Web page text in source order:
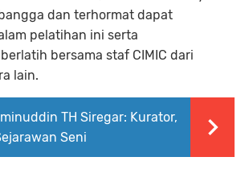
dan terhormat dapat
pelatihan ini serta
bersama staf CIMIC dari
lain.
TH Siregar: Kurator,
Seni